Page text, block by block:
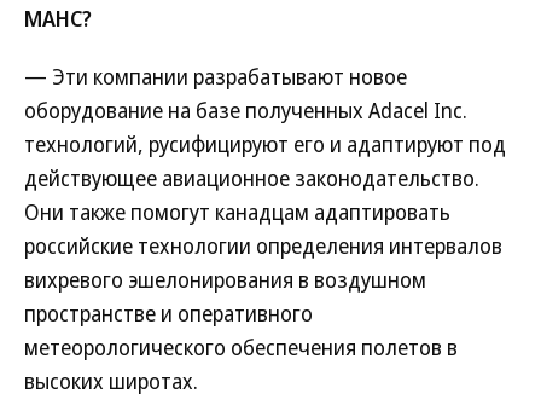
МАНС?
— Эти компании разрабатывают новое
оборудование на базе полученных Adacel Inc.
технологий, русифицируют его и адаптируют под
действующее авиационное законодательство.
Они также помогут канадцам адаптировать
российские технологии определения интервалов
вихревого эшелонирования в воздушном
пространстве и оперативного
метеорологического обеспечения полетов в
высоких широтах.